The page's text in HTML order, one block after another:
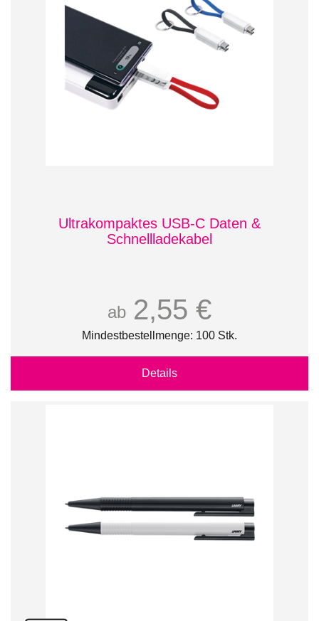
Ultrakompaktes USB-C Daten &
Schnellladekabel
ab 2,55 €
Mindestbestellmenge: 100 Stk.
Details